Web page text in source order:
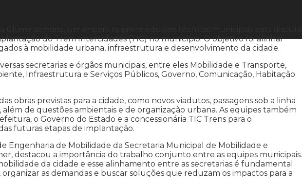
do Trem Intercidades (TIC) no município. O objetivo foi alinhar
à mobilidade urbana, infraestrutura e desenvolvimento da cidade.
secretarias e órgãos municipais, entre eles Mobilidade e Transporte,
Infraestrutura e Serviços Públicos, Governo, Comunicação, Habitação
obras previstas para a cidade, como novos viadutos, passagens sob a linha
além de questões ambientais e de organização urbana. As equipes também
o Governo do Estado e a concessionária TIC Trens para o
futuras etapas de implantação.
Engenharia de Mobilidade da Secretaria Municipal de Mobilidade e
destacou a importância do trabalho conjunto entre as equipes municipais.
da cidade e esse alinhamento entre as secretarias é fundamental
as demandas e buscar soluções que reduzam os impactos para a